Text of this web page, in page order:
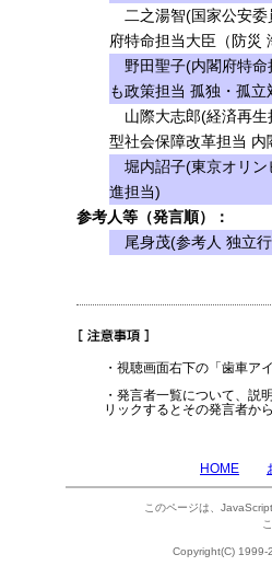
二之湯智(国家公安委
府特命担当大臣（防災
野田聖子(内閣府特命
も政策担当 孤独・孤立
山際大志郎(経済再生
型社会保障改革担当
堀内詔子(東京オリン
進担当)
参考人等（発言順）：
尾身茂(参考人 独立
・視聴画面右下の「歯車ア
・発言者一覧について、説
リックするとその発言者か
HOME
このページは、
Copyright(C)